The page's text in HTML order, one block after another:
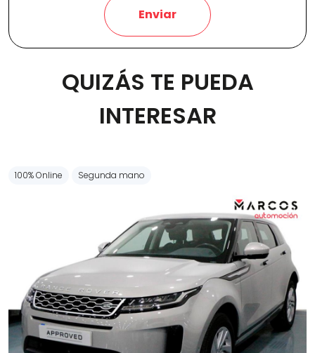
Carrocería
Enviar
QUIZÁS TE PUEDA
INTERESAR
100% Online Segunda mano